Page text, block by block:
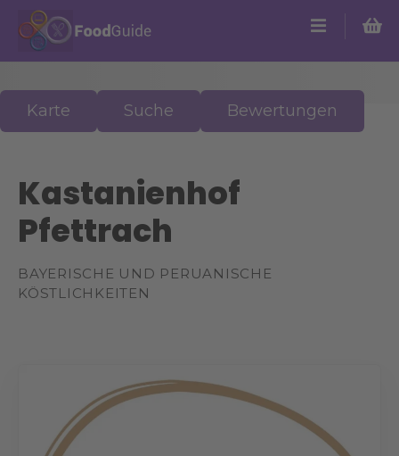
n
a
Karte Suche Bewertungen
Kastanienhof
Pfettrach
BAYERISCHE UND PERUANISCHE
KÖSTLICHKEITEN